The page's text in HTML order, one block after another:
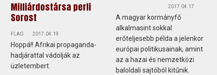
Milliárdostársa perli
Sorost
FLAG 2017.04.19
Hoppá!! Afrikai propaganda-
hadjárattal vádolják az
üzletembert.
2017.04.17
A magyar kormányfő
alkalmasint sokkal
erőteljesebb példa a jelenkor
európai politikusainak, amint
az a hazai és nemzetközi
baloldali sajtóból kitűnik.